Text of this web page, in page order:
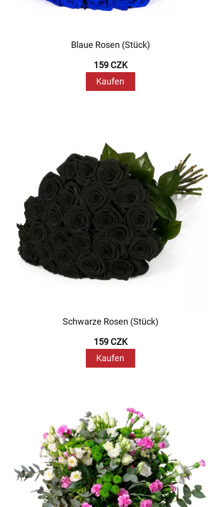
Blaue Rosen (Stück)
159 CZK
Kaufen
Schwarze Rosen (Stück)
159 CZK
Kaufen